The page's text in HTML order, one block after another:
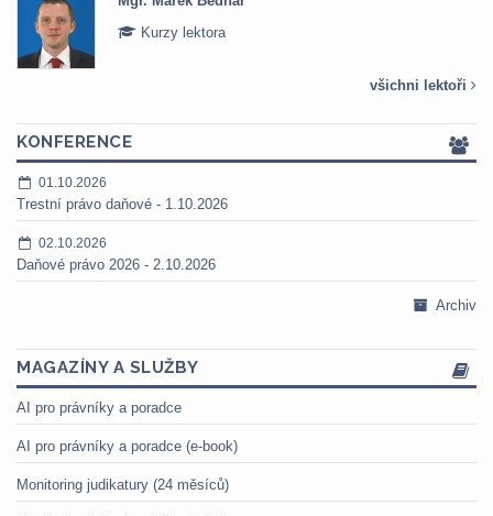
Kurzy lektora
všichni lektoři
KONFERENCE
01.10.2026
Trestní právo daňové - 1.10.2026
02.10.2026
Daňové právo 2026 - 2.10.2026
Archiv
MAGAZÍNY A SLUŽBY
AI pro právníky a poradce
AI pro právníky a poradce (e-book)
Monitoring judikatury (24 měsíců)